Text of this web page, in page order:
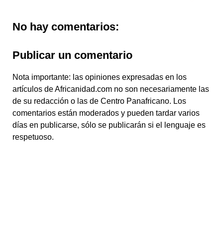
No hay comentarios:
Publicar un comentario
Nota importante: las opiniones expresadas en los
artículos de Africanidad.com no son necesariamente las
de su redacción o las de Centro Panafricano. Los
comentarios están moderados y pueden tardar varios
días en publicarse, sólo se publicarán si el lenguaje es
respetuoso.